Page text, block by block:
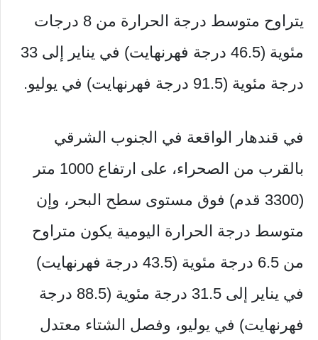
يتراوح متوسط ​​درجة الحرارة من 8 درجات
مئوية (46.5 درجة فهرنهايت) في يناير إلى 33
درجة مئوية (91.5 درجة فهرنهايت) في يوليو.
في قندهار الواقعة في الجنوب الشرقي
بالقرب من الصحراء، على ارتفاع 1000 متر
(3300 قدم) فوق مستوى سطح البحر، وإن
متوسط ​​درجة الحرارة اليومية يكون متراوح
من 6.5 درجة مئوية (43.5 درجة فهرنهايت)
في يناير إلى 31.5 درجة مئوية (88.5 درجة
فهرنهايت) في يوليو، وفصل الشتاء معتدل